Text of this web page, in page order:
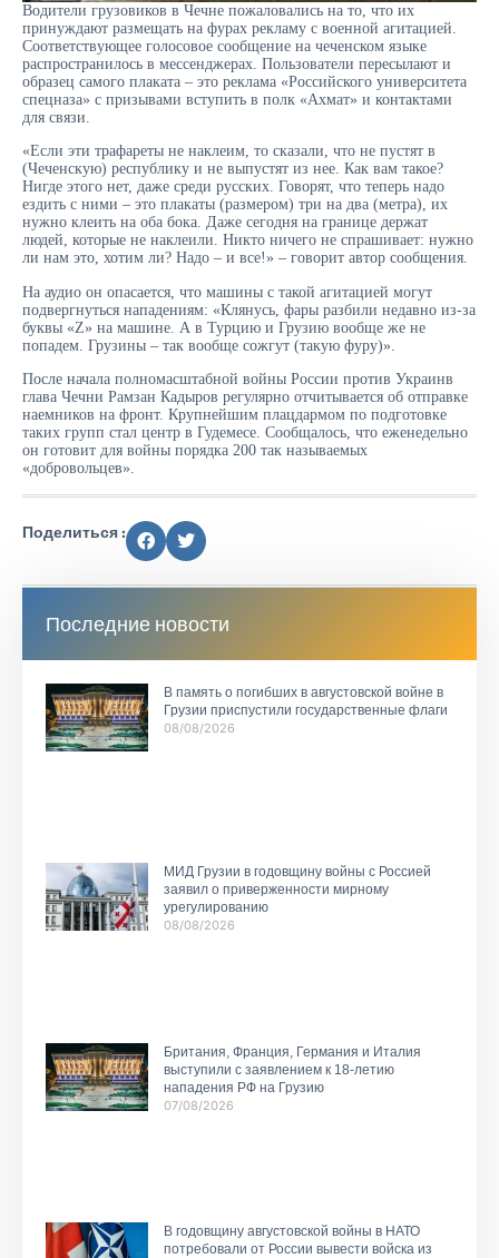
Водители грузовиков в Чечне пожаловались на то, что их
принуждают размещать на фурах рекламу с военной агитацией.
Соответствующее голосовое сообщение на чеченском языке
распространилось в мессенджерах. Пользователи пересылают и
образец самого плаката – это реклама «Российского университета
спецназа» с призывами вступить в полк «Ахмат» и контактами
для связи.
«Если эти трафареты не наклеим, то сказали, что не пустят в
(Чеченскую) республику и не выпустят из нее. Как вам такое?
Нигде этого нет, даже среди русских. Говорят, что теперь надо
ездить с ними – это плакаты (размером) три на два (метра), их
нужно клеить на оба бока. Даже сегодня на границе держат
людей, которые не наклеили. Никто ничего не спрашивает: нужно
ли нам это, хотим ли? Надо – и все!» – говорит автор сообщения.
На аудио он опасается, что машины с такой агитацией могут
подвергнуться нападениям: «Клянусь, фары разбили недавно из-за
буквы «Z» на машине. А в Турцию и Грузию вообще же не
попадем. Грузины – так вообще сожгут (такую фуру)».
После начала полномасштабной войны России против Украинв
глава Чечни Рамзан Кадыров регулярно отчитывается об отправке
наемников на фронт. Крупнейшим плацдармом по подготовке
таких групп стал центр в Гудемесе. Сообщалось, что еженедельно
он готовит для войны порядка 200 так называемых
«добровольцев».
Поделиться :
Последние новости
В память о погибших в августовской войне в
Грузии приспустили государственные флаги
08/08/2026
МИД Грузии в годовщину войны с Россией
заявил о приверженности мирному
урегулированию
08/08/2026
Британия, Франция, Германия и Италия
выступили с заявлением к 18-летию
нападения РФ на Грузию
07/08/2026
В годовщину августовской войны в НАТО
потребовали от России вывести войска из